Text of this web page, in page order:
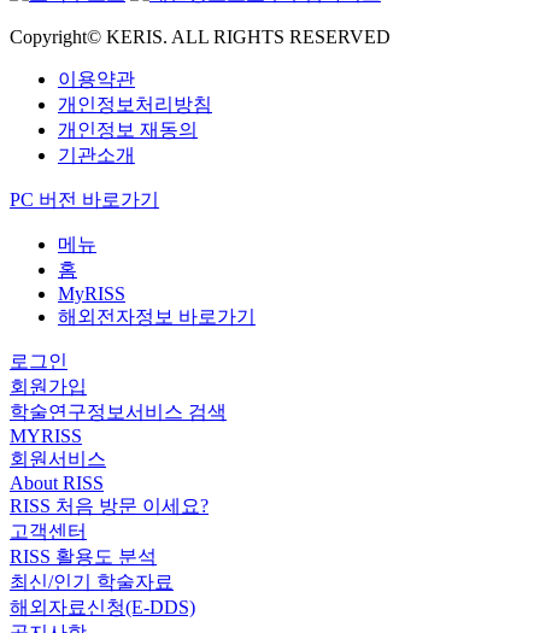
Copyright© KERIS. ALL RIGHTS RESERVED
이용약관
개인정보처리방침
개인정보 재동의
기관소개
PC 버전 바로가기
메뉴
홈
MyRISS
해외전자정보 바로가기
로그인
회원가입
학술연구정보서비스 검색
MYRISS
회원서비스
About RISS
RISS 처음 방문 이세요?
고객센터
RISS 활용도 분석
최신/인기 학술자료
해외자료신청(E-DDS)